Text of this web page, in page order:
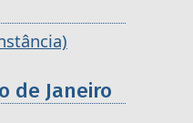
de Janeiro